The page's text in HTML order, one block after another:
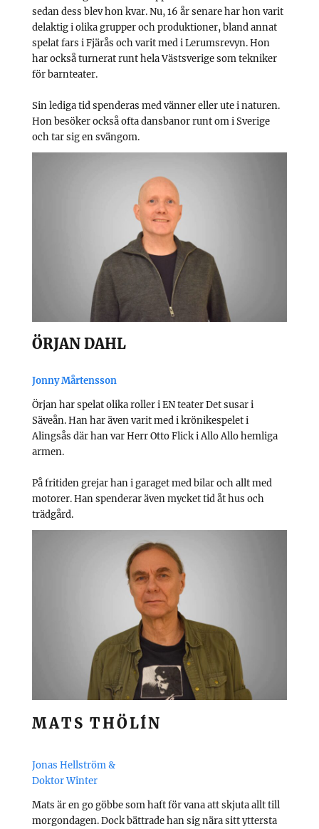
sedan dess blev hon kvar. Nu, 16 år senare har hon varit
delaktig i olika grupper och produktioner, bland annat
spelat fars i Fjärås och varit med i Lerumsrevyn. Hon
har också turnerat runt hela Västsverige som tekniker
för barnteater.
Sin lediga tid spenderas med vänner eller ute i naturen.
Hon besöker också ofta dansbanor runt om i Sverige
och tar sig en svängom.
ÖRJAN DAHL
Jonny Mårtensson
Örjan har spelat olika roller i EN teater Det susar i
Säveån. Han har även varit med i krönikespelet i
Alingsås där han var Herr Otto Flick i Allo Allo hemliga
armen.
På fritiden grejar han i garaget med bilar och allt med
motorer. Han spenderar även mycket tid åt hus och
trädgård.
MATS THÖLÍN
Jonas Hellström &
Doktor Winter
Mats är en go göbbe som haft för vana att skjuta allt till
morgondagen. Dock bättrade han sig nära sitt yttersta